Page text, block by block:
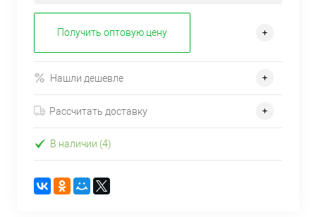
Получить оптовую цену
Нашли дешевле
Рассчитать доставку
В наличии (4)